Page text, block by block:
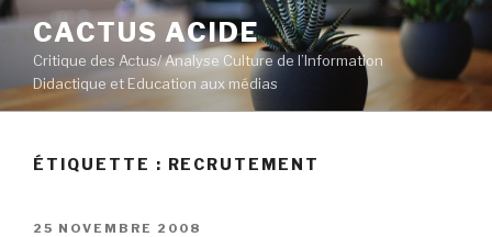
Aller
contenu
principal
CACTUS ACIDE
Critique des Actus/ Analyse Culture de l’Information
Didactique et Education aux médias
ÉTIQUETTE : RECRUTEMENT
PUBLIÉ
25 NOVEMBRE 2008